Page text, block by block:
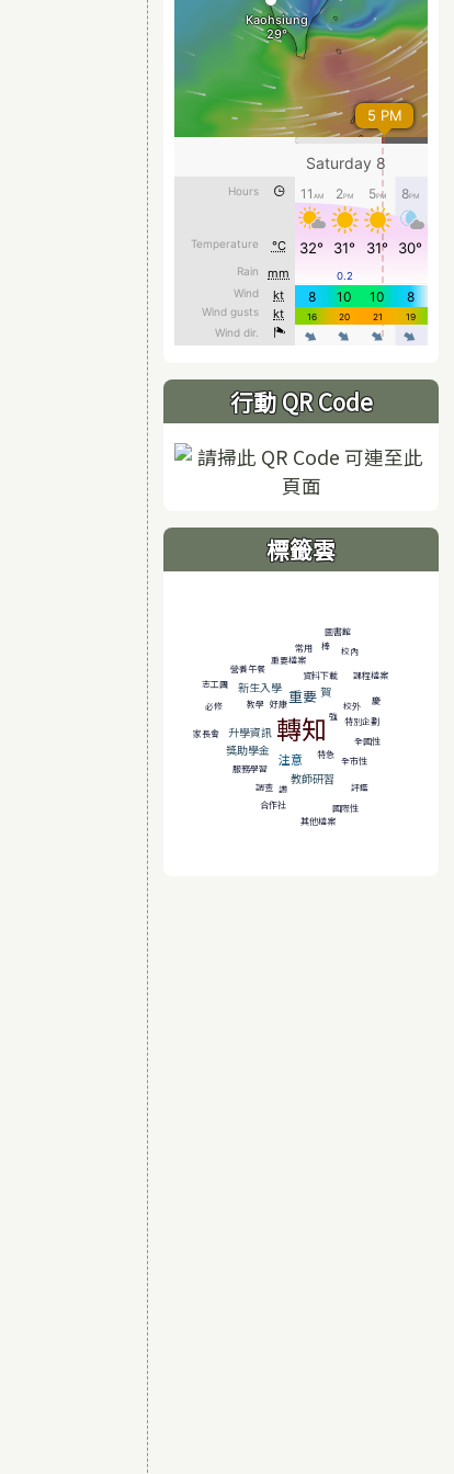
行動 QR Code
標籤雲
營養午餐
重要檔案
常用 棒
圖書館
校內
志工團 新生入學 重要
資料下載 課程檔案
必修 教學 好康
賀
校外
家長會 升學資訊 轉知 強 特別企劃
慶
獎助學金
服務學習
注意
教師研習
特急
全市性
全國性
調查
合作社
讚 評鑑
其他檔案
國際性